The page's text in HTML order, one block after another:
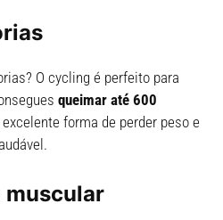
O cycling é perfeito para
queimar até 600
forma de perder peso e
muscular